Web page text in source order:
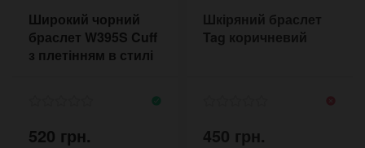
Широкий чорний
браслет W395S Cuff
з плетінням в стилі
520 грн.
Шкіряний браслет
Tag коричневий
450 грн.